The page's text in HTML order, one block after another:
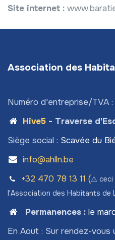
Site internet :
Association des
Numéro d'entreprise/TVA
Hive5- Traverse
Siège social : Scavée du
info@ahlln.be
+32 470 78​ 13 11 (⚠️ ceci
l'Association des Habitants de
Permanences: le
En Aout : Sur rendez-vous